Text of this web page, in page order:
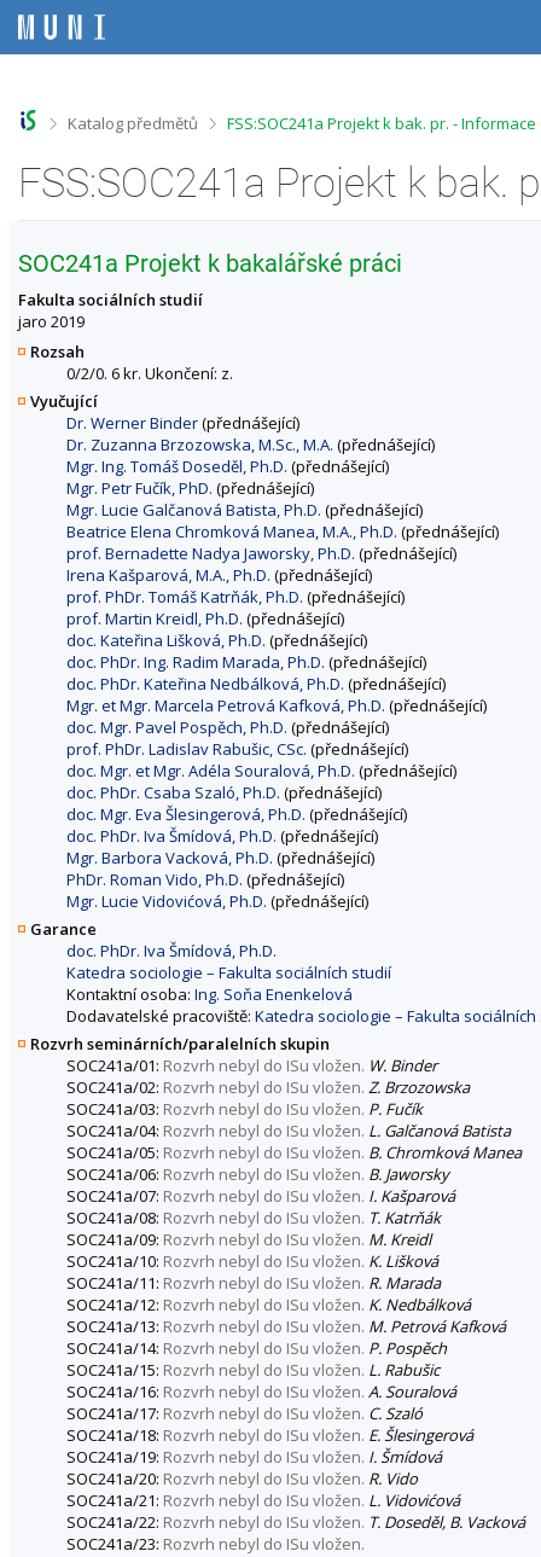
e
e
e
e
>Katalog předmětů >
FSS:SOC241a Projekt k bak. pr. -
FSS:SOC241a Projekt k
SOC241a Projekt k bakalářské práci
Fakulta sociálních studií
jaro 2019
Rozsah
0/2/0. 6 kr. Ukončení: z.
Vyučující
Dr. Werner Binder(přednášející)
Dr. Zuzanna Brzozowska, M.Sc., M.A. (přednášející)
Mgr. Ing. Tomáš Doseděl, Ph.D. (přednášející)
Mgr. Petr Fučík, PhD. (přednášející)
Mgr. Lucie Galčanová Batista, Ph.D. (přednášející)
Beatrice Elena Chromková Manea, M.A., Ph.D. (přednášející)
prof. Bernadette Nadya Jaworsky, Ph.D. (přednášející)
Irena Kašparová, M.A., Ph.D. (přednášející)
prof. PhDr. Tomáš Katrňák, Ph.D. (přednášející)
prof. Martin Kreidl, Ph.D. (přednášející)
doc. Kateřina Lišková, Ph.D. (přednášející)
doc. PhDr. Ing. Radim Marada, Ph.D. (přednášející)
doc. PhDr. Kateřina Nedbálková, Ph.D. (přednášející)
Mgr. et Mgr. Marcela Petrová Kafková, Ph.D. (přednášející)
doc. Mgr. Pavel Pospěch, Ph.D. (přednášející)
prof. PhDr. Ladislav Rabušic, CSc. (přednášející)
doc. Mgr. et Mgr. Adéla Souralová, Ph.D. (přednášející)
doc. PhDr. Csaba Szaló, Ph.D. (přednášející)
doc. Mgr. Eva Šlesingerová, Ph.D. (přednášející)
doc. PhDr. Iva Šmídová, Ph.D. (přednášející)
Mgr. Barbora Vacková, Ph.D. (přednášející)
PhDr. Roman Vido, Ph.D. (přednášející)
Mgr. Lucie Vidovićová, Ph.D. (přednášející)
Garance
doc. PhDr. Iva Šmídová, Ph.D.
Katedra sociologie – Fakulta sociálních studií
Kontaktní osoba: Ing. Soňa Enenkelová
Dodavatelské pracoviště: Katedra sociologie – Fakulta
Rozvrh seminárních/paralelních skupin
SOC241a/01: Rozvrh nebyl do ISu vložen. W. Binder
SOC241a/02: Rozvrh nebyl do ISu vložen. Z. Brzozowska
SOC241a/03: Rozvrh nebyl do ISu vložen. P. Fučík
SOC241a/04: Rozvrh nebyl do ISu vložen. L. Galčanová Batista
SOC241a/05: Rozvrh nebyl do ISu vložen. B. Chromková Manea
SOC241a/06: Rozvrh nebyl do ISu vložen. B. Jaworsky
SOC241a/07: Rozvrh nebyl do ISu vložen. I. Kašparová
SOC241a/08: Rozvrh nebyl do ISu vložen. T. Katrňák
SOC241a/09: Rozvrh nebyl do ISu vložen. M. Kreidl
SOC241a/10: Rozvrh nebyl do ISu vložen. K. Lišková
SOC241a/11: Rozvrh nebyl do ISu vložen. R. Marada
SOC241a/12: Rozvrh nebyl do ISu vložen. K. Nedbálková
SOC241a/13: Rozvrh nebyl do ISu vložen. M. Petrová Kafková
SOC241a/14: Rozvrh nebyl do ISu vložen. P. Pospěch
SOC241a/15: Rozvrh nebyl do ISu vložen. L. Rabušic
SOC241a/16: Rozvrh nebyl do ISu vložen. A. Souralová
SOC241a/17: Rozvrh nebyl do ISu vložen. C. Szaló
SOC241a/18: Rozvrh nebyl do ISu vložen. E. Šlesingerová
SOC241a/19: Rozvrh nebyl do ISu vložen. I. Šmídová
SOC241a/20: Rozvrh nebyl do ISu vložen. R. Vido
SOC241a/21: Rozvrh nebyl do ISu vložen. L. Vidovićová
SOC241a/22: Rozvrh nebyl do ISu vložen. T. Doseděl, B. Vacková
SOC241a/23: Rozvrh nebyl do ISu vložen.